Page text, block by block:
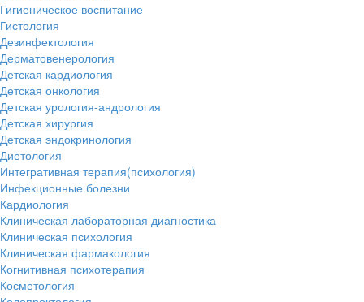
Гигиеническое воспитание
Гистология
Дезинфектология
Дерматовенерология
Детская кардиология
Детская онкология
Детская урология-андрология
Детская хирургия
Детская эндокринология
Диетология
Интегративная терапия(психология)
Инфекционные болезни
Кардиология
Клиническая лабораторная диагностика
Клиническая психология
Клиническая фармакология
Когнитивная психотерапия
Косметология